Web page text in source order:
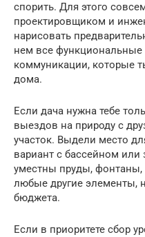
спорить. Для этого
проектировщиком и
нарисовать
нем все функциональные
коммуникации, которые
дома.
Если дача нужна тебе
выездов на природу с
участок. Выдели место
вариант с бассейном или
уместны пруды, фонтаны,
любые другие элементы,
бюджета.
Если в приоритете сбор